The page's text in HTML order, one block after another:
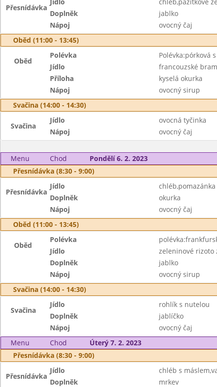
Přesnídávka
Doplněk
jablko
Nápoj
ovocný čaj
Oběd (11:00 - 13:45)
Oběd
Polévka
Polévka:pórková
Jídlo
francouzské
Příloha
kyselá okurka
Nápoj
ovocný sirup
Svačina (14:00 - 14:30)
Svačina
Jídlo
ovocná tyčinka
Nápoj
ovocný čaj
Menu Chod
Pondělí 6. 2. 2023
Přesnídávka (8:30 - 9:00)
Přesnídávka
Jídlo
Doplněk
okurka
Nápoj
ovocný čaj
Oběd (11:00 - 13:45)
Oběd
Polévka
Jídlo
zeleninové rizoto
Doplněk
jablko
Nápoj
ovocný sirup
Svačina (14:00 - 14:30)
Svačina
Jídlo
rohlík s nutelou
Doplněk
jablíčko
Nápoj
ovocný čaj
Menu
Chod
Úterý 7. 2. 2023
Přesnídávka (8:30 - 9:00)
Přesnídávka
Jídlo
chléb s
Doplněk
mrkev